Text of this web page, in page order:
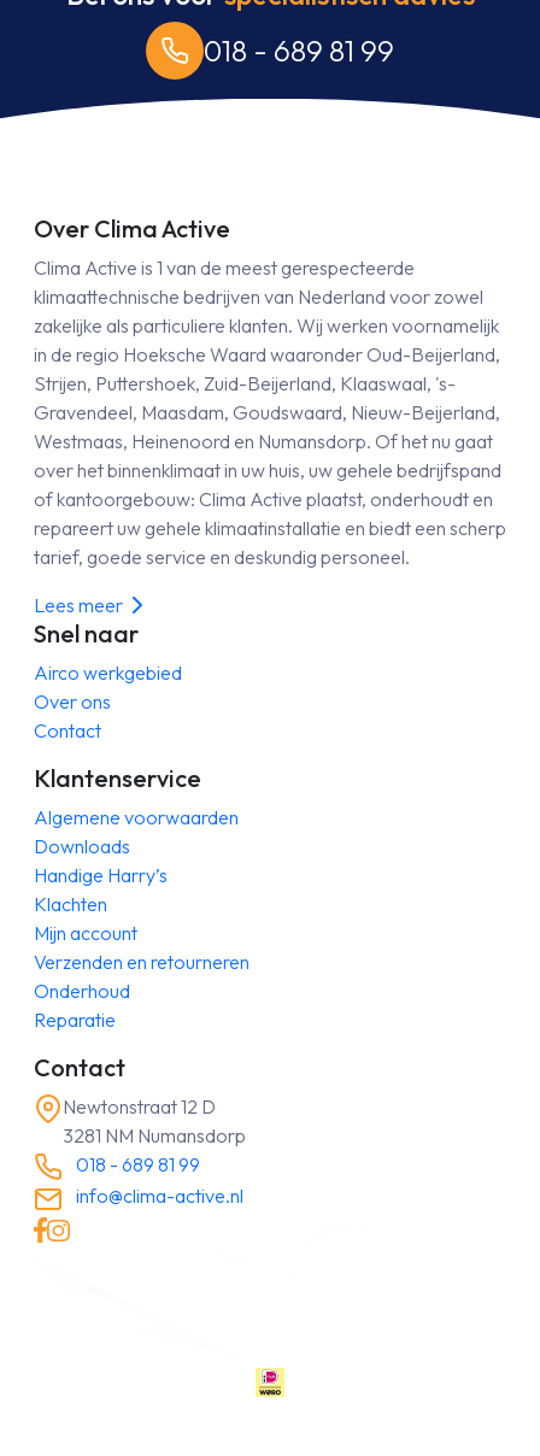
018 - 689 81 99
Over Clima Active
Clima Active is 1 van de meest gerespecteerde
klimaattechnische bedrijven van Nederland voor zowel
zakelijke als particuliere klanten. Wij werken voornamelijk
in de regio Hoeksche Waard waaronder Oud-Beijerland,
Strijen, Puttershoek, Zuid-Beijerland, Klaaswaal, 's-
Gravendeel, Maasdam, Goudswaard, Nieuw-Beijerland,
Westmaas, Heinenoord en Numansdorp. Of het nu gaat
over het binnenklimaat in uw huis, uw gehele bedrijfspand
of kantoorgebouw: Clima Active plaatst, onderhoudt en
repareert uw gehele klimaatinstallatie en biedt een scherp
tarief, goede service en deskundig personeel.
Lees meer
Snel naar
Airco werkgebied
Over ons
Contact
Klantenservice
Algemene voorwaarden
Downloads
Handige Harry’s
Klachten
Mijn account
Verzenden en retourneren
Onderhoud
Reparatie
Contact
Newtonstraat 12 D
3281 NM Numansdorp
018 - 689 81 99
info@clima-active.nl